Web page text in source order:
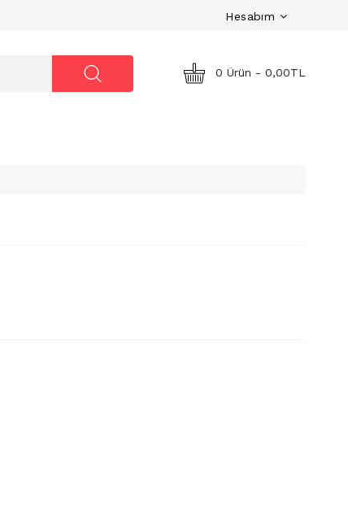
Hesabım
0 Ürün - 0,00TL